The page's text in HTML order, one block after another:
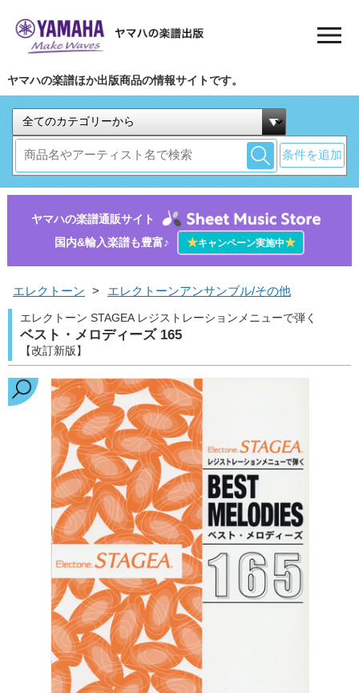
ヤマハの楽譜ほか出版商品の情報サイトです。
条件を追加
ヤマハの楽譜通販サイト
国内&輸入楽譜も豊富♪
★キャンペーン実施中★
エレクトーン > エレクトーンアンサンブル/その他
エレクトーン STAGEA レジストレーションメニューで弾く
ベスト・メロディーズ 165
【改訂新版】